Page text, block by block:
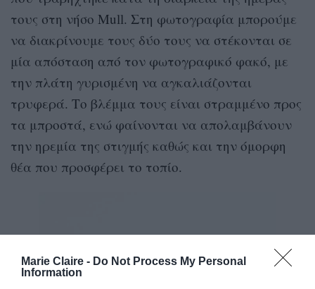
Marie Claire - Do Not Process My Personal
Information
τους στη νήσο Mull. Στη φωτογραφία μπορούμε
να διακρίνουμε τους δύο τους να στέκονται σε
μία απόσταση από τον φωτογραφικό φακό, με
την πλάτη γυρισμένη να αγκαλιάζονται
τρυφερά. Το βλέμμα τους είναι στραμμένο προς
τα μπροστά, ενώ φαίνονται να απολαμβάνουν
την ηρεμία της στιγμής καθώς και την όμορφη
θέα που προσφέρει το τοπίο.